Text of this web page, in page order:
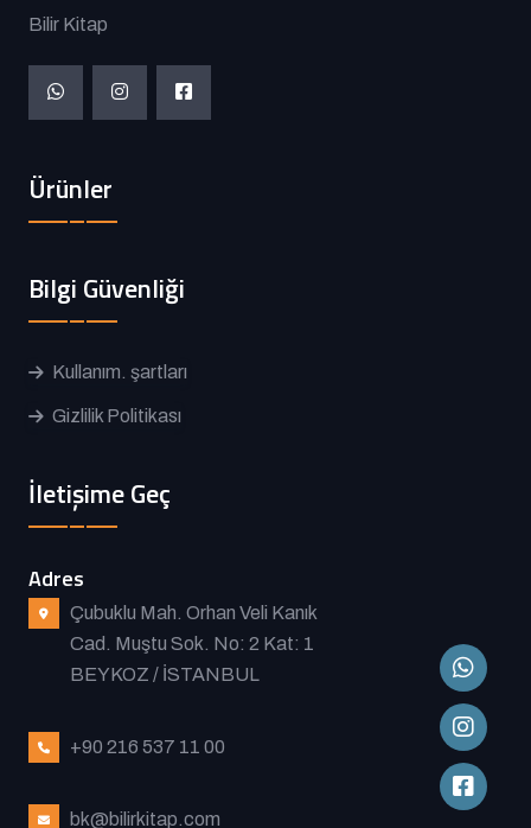
Bilir Kitap
Ürünler
Bilgi Güvenliği
Kullanım. şartları
Gizlilik Politikası
İletişime Geç
Adres
Çubuklu Mah. Orhan Veli Kanık
Cad. Muştu Sok. No: 2 Kat: 1
BEYKOZ / İSTANBUL
+90 216 537 11 00
bk@bilirkitap.com